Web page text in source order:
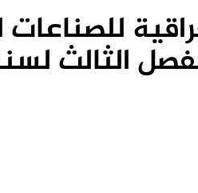
للصناعات
الثالث لسنة